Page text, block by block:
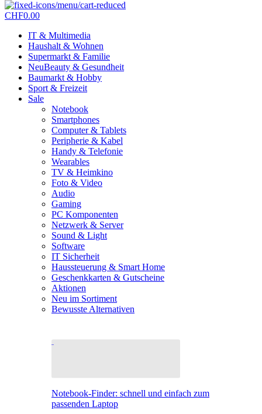
CHF0.00
IT & Multimedia
Haushalt & Wohnen
Supermarkt & Familie
NeuBeauty & Gesundheit
Baumarkt & Hobby
Sport & Freizeit
Sale
Notebook
Smartphones
Computer & Tablets
Peripherie & Kabel
Handy & Telefonie
Wearables
TV & Heimkino
Foto & Video
Audio
Gaming
PC Komponenten
Netzwerk & Server
Sound & Light
Software
IT Sicherheit
Haussteuerung & Smart Home
Geschenkkarten & Gutscheine
Aktionen
Neu im Sortiment
Bewusste Alternativen
Notebook-Finder: schnell und einfach zum
passenden Laptop